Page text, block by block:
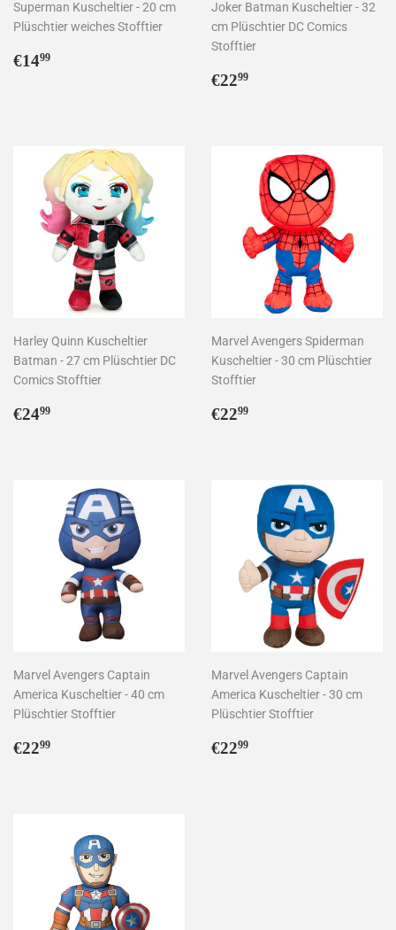
Superman Kuscheltier - 20 cm
Plüschtier weiches Stofftier
Normaler
€1499
Joker Batman Kuscheltier - 32
cm Plüschtier DC Comics
Stofftier
Normaler
€2299
Harley Quinn Kuscheltier
Batman - 27 cm Plüschtier DC
Comics Stofftier
Normaler
€2499
Marvel Avengers Spiderman
Kuscheltier - 30 cm Plüschtier
Stofftier
Normaler
€2299
Marvel Avengers Captain
America Kuscheltier - 40 cm
Plüschtier Stofftier
Normaler
€2299
Marvel Avengers Captain
America Kuscheltier - 30 cm
Plüschtier Stofftier
Normaler
€2299